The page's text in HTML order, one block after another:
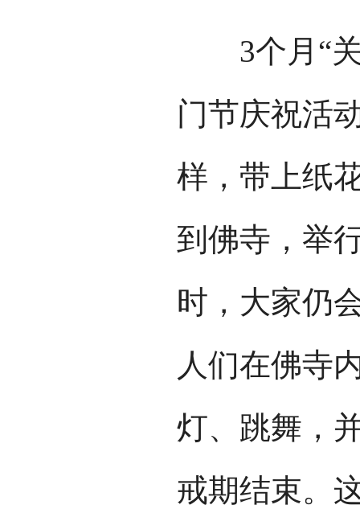
3个月“关
门节庆祝活
样，带上纸
到佛寺，举
时，大家仍
人们在佛寺
灯、跳舞，
戒期结束。